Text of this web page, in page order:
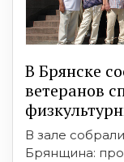
В Брянске
ветеранов
В зале
Брянщина: